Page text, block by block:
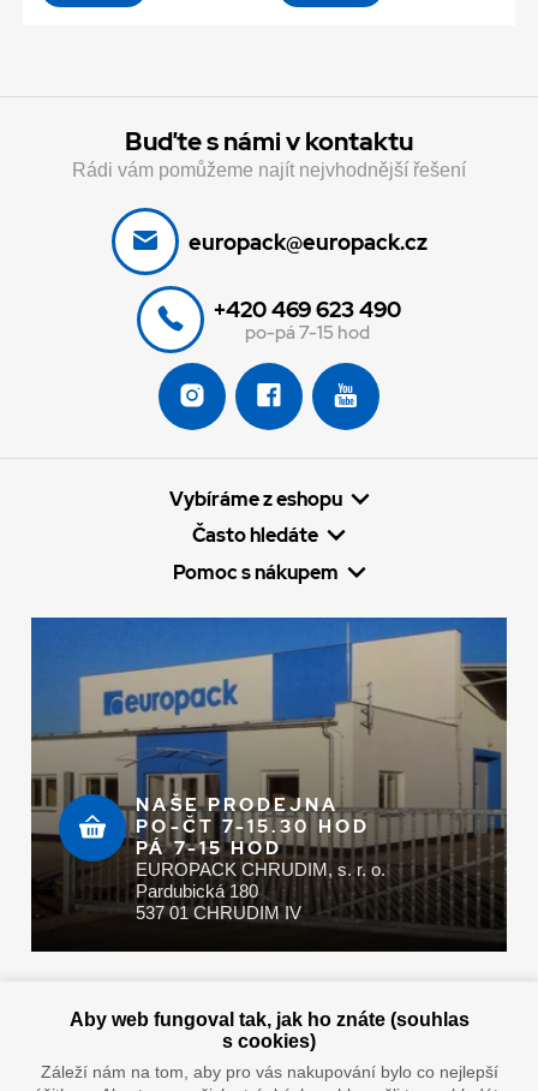
Buďte s námi v kontaktu
Rádi vám pomůžeme najít nejvhodnější řešení
europack@europack.cz
+420 469 623 490
po-pá 7-15 hod
Vybíráme z eshopu
Často hledáte
Pomoc s nákupem
NAŠE PRODEJNA
PO-ČT 7-15.30 HOD
PÁ 7-15 HOD
EUROPACK CHRUDIM, s. r. o.
Pardubická 180
537 01 CHRUDIM IV
Aby web fungoval tak, jak ho znáte (souhlas
s cookies)
Záleží nám na tom, aby pro vás nakupování bylo co nejlepší